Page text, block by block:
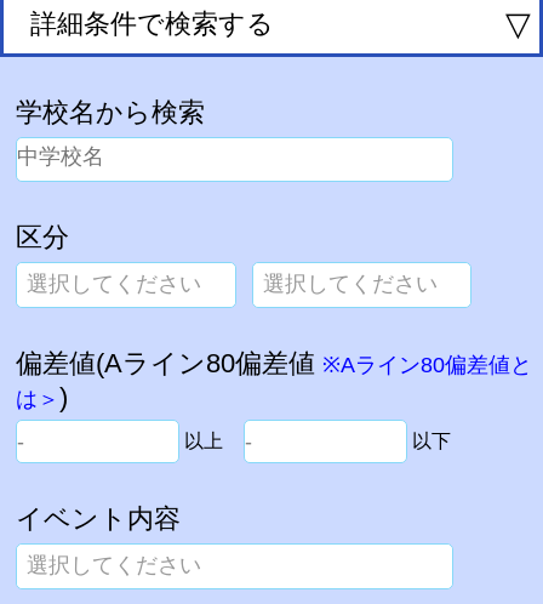
詳細条件で検索する ▽
学校名から検索
区分
選択してください 選択してください
偏差値(Aライン80偏差値 ※Aライン80偏差値と
は＞ )
以上 以下
イベント内容
選択してください